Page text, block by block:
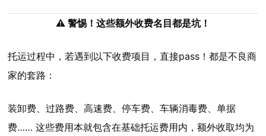
⚠️ 警惕！这些额外收费名目都是坑！
托运过程中，若遇到以下收费项目，直接pass！都是不良商
家的套路：
装卸费、过路费、高速费、停车费、车辆消毒费、单据
费…… 这些费用本就包含在基础托运费用内，额外收取均为